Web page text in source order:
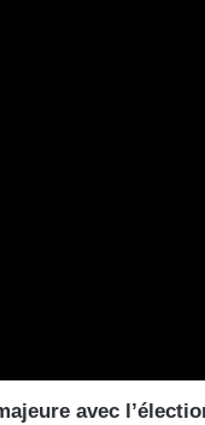
avec